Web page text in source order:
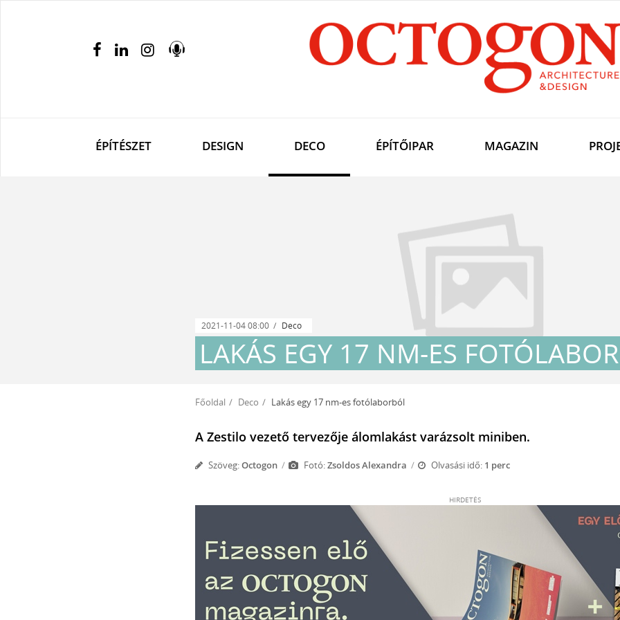
ÉPÍTÉSZET DESIGN DECO ÉPÍTŐIPAR MAGAZIN
2021-11-04 08:00 Deco
LAKÁS EGY 17 NM-ES
Főoldal Deco Lakás egy 17 nm-es fotólaborból
A Zestilo vezető tervezője álomlakást varázsolt miniben.
Szöveg:Octogon Fotó:Zsoldos Alexandra Olvasási idő: 1 perc
HIRDETÉS